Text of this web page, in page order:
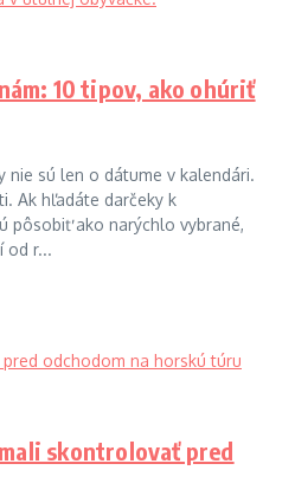
10 tipov, ako ohúriť
nie sú len o dátume v kalendári.
Ak hľadáte darčeky k
pôsobiť ako narýchlo vybrané,
od r...
skontrolovať pred